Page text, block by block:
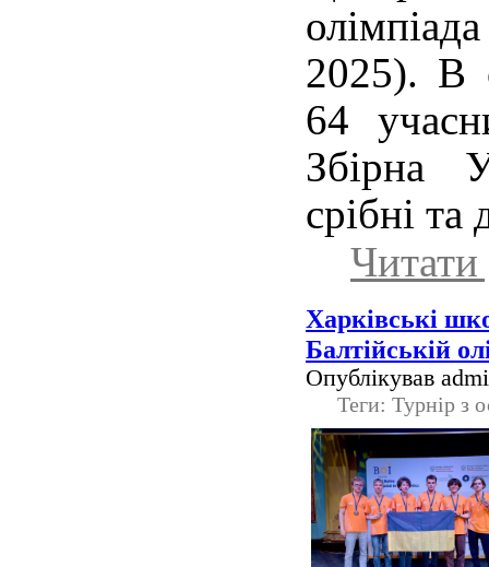
2025). В
64
Збірна
срібні та
Харківські
Балтійській
Опублікував
Теги: Турнір з